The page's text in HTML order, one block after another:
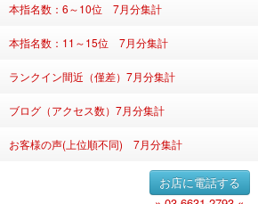
本指名数：6～10位 7月分集計
本指名数：11～15位 7月分集計
ランクイン間近（僅差）7月分集計
ブログ（アクセス数）7月分集計
お客様の声(上位順不同) 7月分集計
お店に電話する